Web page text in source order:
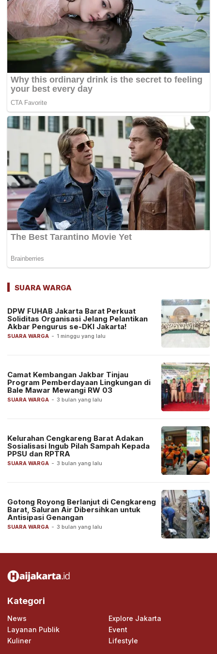
SUARA WARGA
SUARA WARGA - 1 minggu yang lalu
DPW FUHAB Jakarta Barat Perkuat
Soliditas Organisasi Jelang Pelantikan
Akbar Pengurus se-DKI Jakarta!
SUARA WARGA - 3 bulan yang lalu
Camat Kembangan Jakbar Tinjau
Program Pemberdayaan Lingkungan di
Bale Mawar Mewangi RW 03
SUARA WARGA - 3 bulan yang lalu
Kelurahan Cengkareng Barat Adakan
Sosialisasi Ingub Pilah Sampah Kepada
PPSU dan RPTRA
SUARA WARGA - 3 bulan yang lalu
Gotong Royong Berlanjut di Cengkareng
Barat, Saluran Air Dibersihkan untuk
Antisipasi Genangan
Kategori
News
Explore Jakarta
Layanan Publik
Event
Kuliner
Lifestyle